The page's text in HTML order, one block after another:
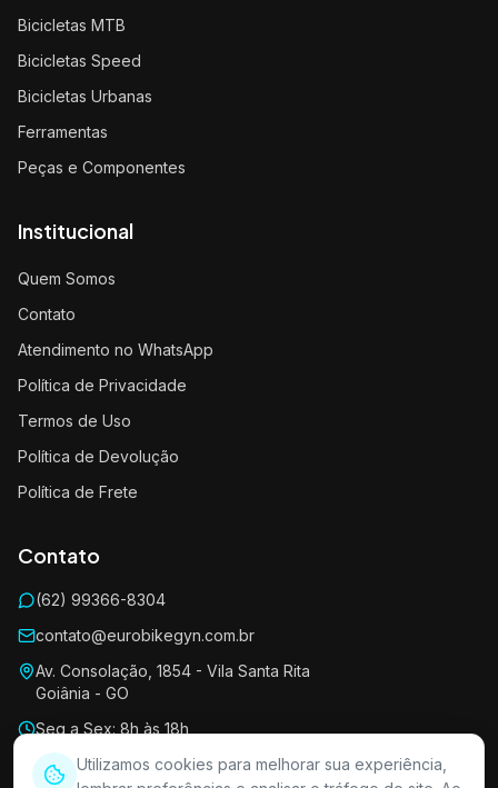
Bicicletas MTB
Bicicletas Speed
Bicicletas Urbanas
Ferramentas
Peças e Componentes
Institucional
Quem Somos
Contato
Atendimento no WhatsApp
Política de Privacidade
Termos de Uso
Política de Devolução
Política de Frete
Contato
(62) 99366-8304
contato@eurobikegyn.com.br
Av. Consolação, 1854 - Vila Santa Rita
Goiânia - GO
Seg a Sex: 8h às 18h
Sáb: 8h às 13h
Utilizamos cookies para melhorar sua experiência,